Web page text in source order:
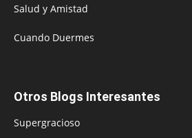
Salud y Amistad
Cuando Duermes
Otros Blogs Interesantes
Supergracioso